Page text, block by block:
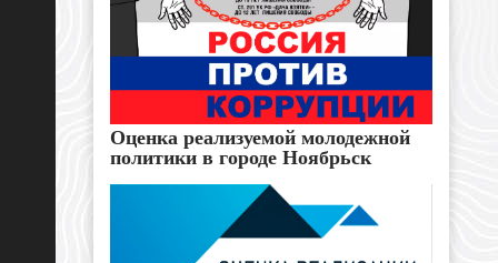
Оценка реализуемой молодежной
политики в городе Ноябрьск